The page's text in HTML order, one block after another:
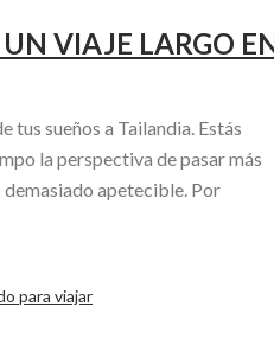
VIAJE LARGO
tus sueños a Tailandia. Estás
la perspectiva de pasar más
demasiado apetecible. Por